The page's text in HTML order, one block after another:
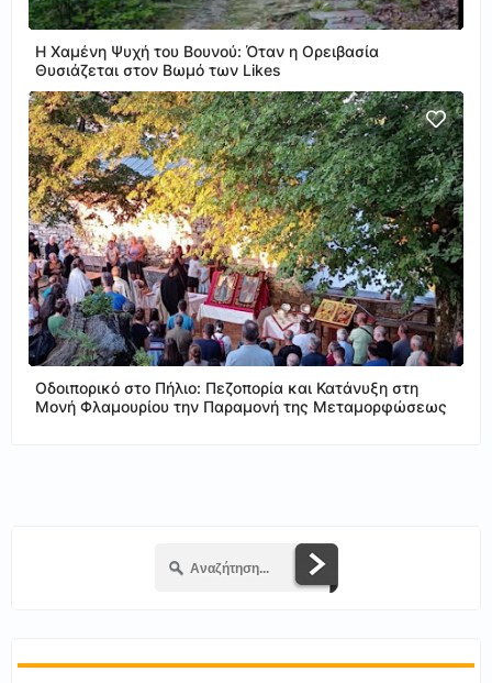
Η Χαμένη Ψυχή του Βουνού: Όταν η Ορειβασία
Θυσιάζεται στον Βωμό των Likes
Οδοιπορικό στο Πήλιο: Πεζοπορία και Κατάνυξη στη
Μονή Φλαμουρίου την Παραμονή της Μεταμορφώσεως